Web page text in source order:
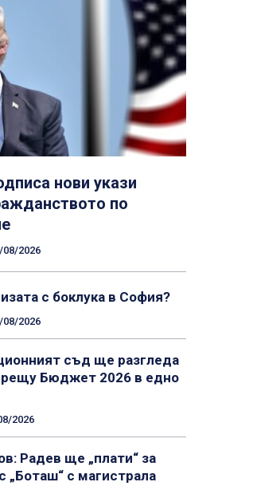
нови укази
по
08/2026
с боклука в София?
08/2026
съд ще разгледа
Бюджет 2026 в едно
2026
Радев ще „плати“ за
„Боташ“ с магистрала